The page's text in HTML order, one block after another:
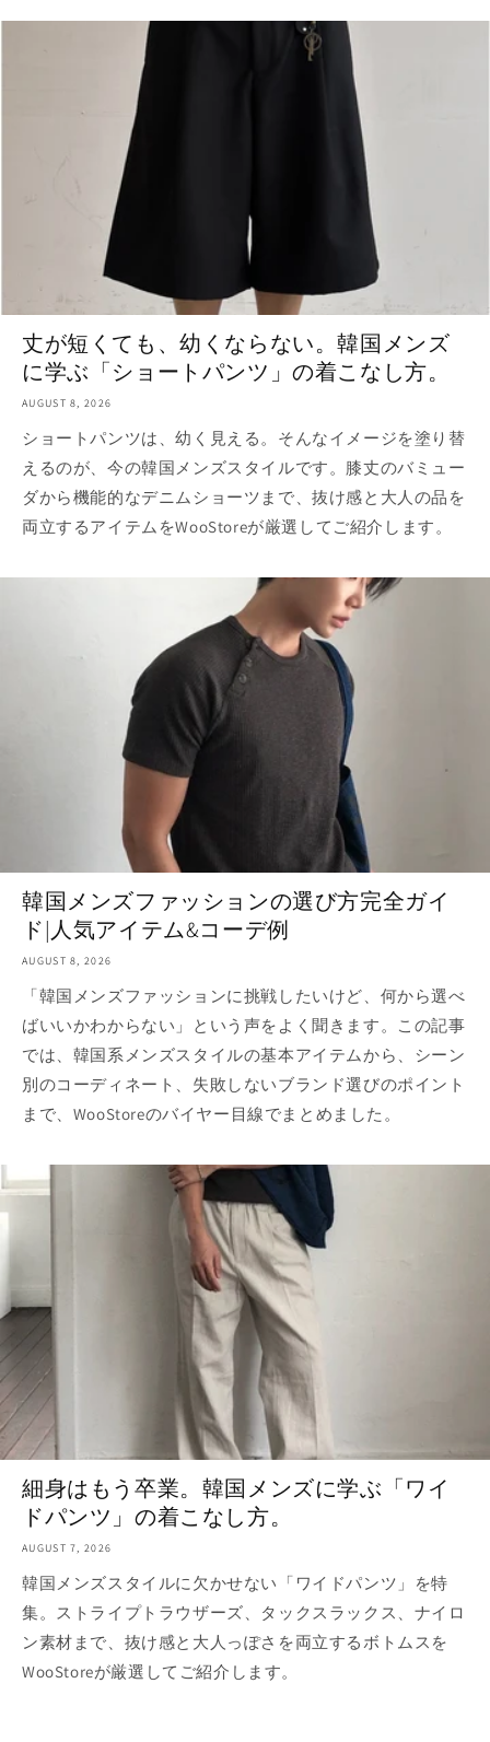
丈が短くても、幼くならない。韓国メンズ
に学ぶ「ショートパンツ」の着こなし方。
AUGUST 8, 2026
ショートパンツは、幼く見える。そんなイメージを塗り替
えるのが、今の韓国メンズスタイルです。膝丈のバミュー
ダから機能的なデニムショーツまで、抜け感と大人の品を
両立するアイテムをWooStoreが厳選してご紹介します。
韓国メンズファッションの選び方完全ガイ
ド|人気アイテム&コーデ例
AUGUST 8, 2026
「韓国メンズファッションに挑戦したいけど、何から選べ
ばいいかわからない」という声をよく聞きます。この記事
では、韓国系メンズスタイルの基本アイテムから、シーン
別のコーディネート、失敗しないブランド選びのポイント
まで、WooStoreのバイヤー目線でまとめました。
細身はもう卒業。韓国メンズに学ぶ「ワイ
ドパンツ」の着こなし方。
AUGUST 7, 2026
韓国メンズスタイルに欠かせない「ワイドパンツ」を特
集。ストライプトラウザーズ、タックスラックス、ナイロ
ン素材まで、抜け感と大人っぽさを両立するボトムスを
WooStoreが厳選してご紹介します。